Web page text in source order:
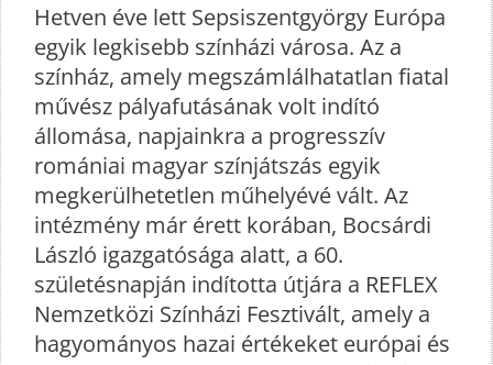
Hetven éve lett Sepsiszentgyörgy Európa
egyik legkisebb színházi városa. Az a
színház, amely megszámlálhatatlan fiatal
művész pályafutásának volt indító
állomása, napjainkra a progresszív
romániai magyar színjátszás egyik
megkerülhetetlen műhelyévé vált. Az
intézmény már érett korában, Bocsárdi
László igazgatósága alatt, a 60.
születésnapján indította útjára a REFLEX
Nemzetközi Színházi Fesztivált, amely a
hagyományos hazai értékeket európai és